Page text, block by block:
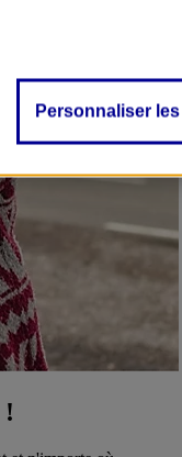
!
Personnaliser